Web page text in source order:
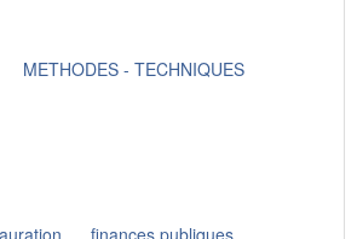
METHODES - TECHNIQUES
finances publiques